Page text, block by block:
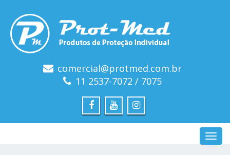
comercial@protmed.com.br
11 2537-7072 / 7075